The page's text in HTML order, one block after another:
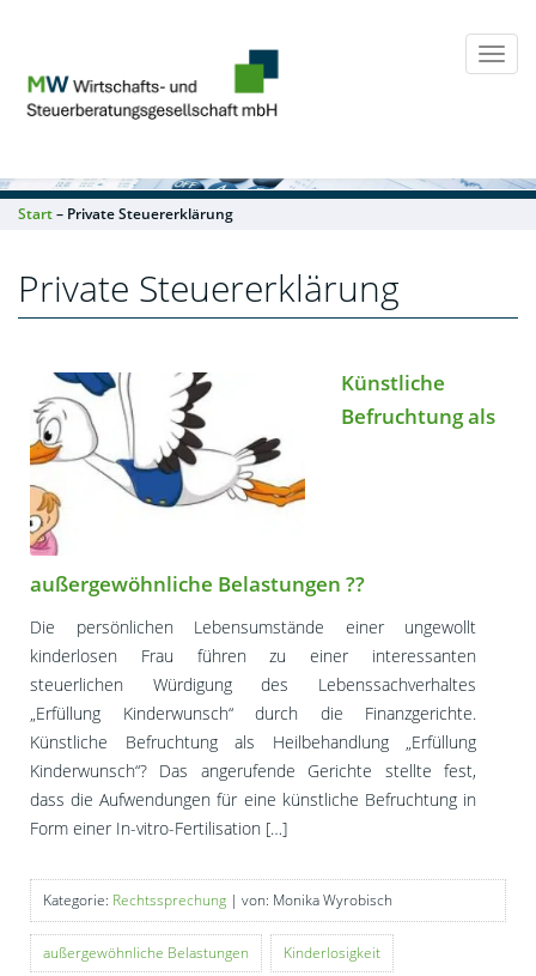
Start– Private Steuererklärung
Private Steuererklärung
Künstliche
Befruchtung als
außergewöhnliche Belastungen ??
Die persönlichen Lebensumstände einer ungewollt
kinderlosen Frau führen zu einer interessanten
steuerlichen Würdigung des Lebenssachverhaltes
„Erfüllung Kinderwunsch“ durch die Finanzgerichte.
Künstliche Befruchtung als Heilbehandlung „Erfüllung
Kinderwunsch“? Das angerufende Gerichte stellte fest,
dass die Aufwendungen für eine künstliche Befruchtung in
Form einer In-vitro-Fertilisation […]
Kategorie: Rechtssprechung | von: Monika Wyrobisch
außergewöhnliche Belastungen Kinderlosigkeit